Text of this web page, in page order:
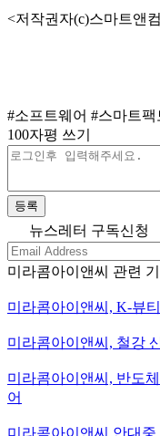
<저작권자(c)스마트앤
#소프트웨어 #스마트팩
100자평 쓰기
등록
뉴스레터 구독신청
미라콤아이앤씨 관련
미라콤아이앤씨, K-뷰
미라콤아이앤씨, 철강
미라콤아이앤씨, 반도
어
미라콤아이앤씨 안대